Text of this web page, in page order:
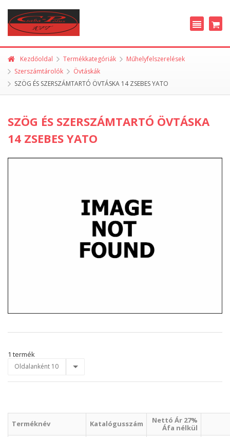
Kezdőoldal Termékkategóriák
Műhelyfelszerelések
Szerszámtárolók
Övtáskák
SZÖG ÉS SZERSZÁMTARTÓ ÖVTÁSKA 14 ZSEBES YATO
SZÖG ÉS SZERSZÁMTARTÓ ÖVTÁSKA
14 ZSEBES YATO
1 termék
Oldalanként 10
Terméknév Katalógusszám
Nettó Ár 27%
Áfa nélkül